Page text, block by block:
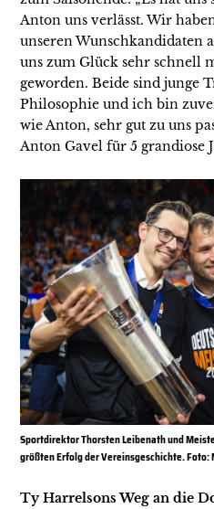
Anton uns verlässt. Wir
unseren Wunschkandidaten
uns zum Glück sehr schnell
geworden. Beide sind junge
Philosophie und ich bin
wie Anton, sehr gut zu uns
Anton Gavel für 5 grandiose
Sportdirektor Thorsten Leibenath und
größten Erfolg der Vereinsgeschichte. Foto:
Ty Harrelsons Weg an die